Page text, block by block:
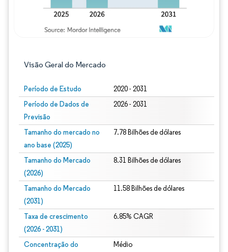
Visão Geral do Mercado
Período de Estudo 2020 - 2031
Período de Dados de
Previsão
2026 - 2031
Tamanho do mercado no
ano base (2025)
7.78 Bilhões de dólares
Tamanho do Mercado
(2026)
8.31 Bilhões de dólares
Tamanho do Mercado
(2031)
11.58 Bilhões de dólares
Taxa de crescimento
(2026 - 2031)
6.85% CAGR
Concentração do
Médio